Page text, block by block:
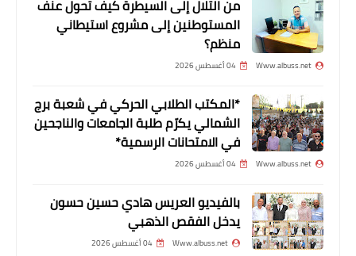
منوعات
أبو الغزلان يزور الجماعة الاسلامية
بلدية صيدا
من التلال إلى السيطرة كيف تحول عنف
المستوطنين إلى مشروع استيطاني
منظم؟
Www.albuss.net 04 أغسطس 2026
*المكتب الطلابي الحركي في شعبة برج
الشمالي يكرّم طلبة الجامعات والناجحين
في الامتحانات الرسمية*
Www.albuss.net 04 أغسطس 2026
بالفيديو العريس هادي حسين حسون
يدخل الفقص الذهبي
Www.albuss.net 04 أغسطس 2026